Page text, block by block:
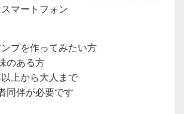
マートフォン
プを作ってみたい方
のある方
上から大人まで
同伴が必要です